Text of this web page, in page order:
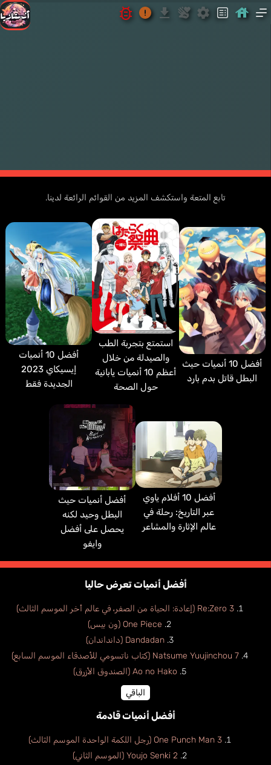
تابع المتعة واستكشف المزيد من القوائم الرائعة لدينا.
أفضل 10 أنميات حيث
البطل قاتل بدم بارد
استمتع بتجربة الطب
والصيدلة من خلال
أعظم 10 أنميات يابانية
حول الصحة
أفضل 10 أنميات
إيسيكاي 2023
الجديدة فقط
أفضل 10 أفلام ياوي
عبر التاريخ: رحلة في
عالم الإثارة والمشاعر
أفضل أنميات حيث
البطل وحيد لكنه
يحصل على أفضل
وايفو
أفضل أنميات تعرض حاليا
Re:Zero 3 (إعادة: الحياة من الصفر، في عالم أخر الموسم الثالث)
One Piece (ون بيس)
Dandadan (دانداندان)
Natsume Yuujinchou 7 (كتاب ناتسومي للأصدقاء الموسم السابع)
Ao no Hako (الصندوق الأزرق)
الباقي
أفضل أنميات قادمة
One Punch Man 3 (رجل اللكمة الواحدة الموسم الثالث)
Youjo Senki 2 (الموسم الثاني)